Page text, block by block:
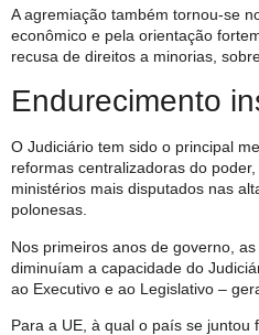
A agremiação também tornou-se
econômico e pela orientação
recusa de direitos a minorias,
Endurecimento
O Judiciário tem sido o principal
reformas centralizadoras do
ministérios mais disputados nas
polonesas.
Nos primeiros anos de governo,
diminuíam a capacidade do
ao Executivo e ao Legislativo –
Para a UE, à qual o país se juntou